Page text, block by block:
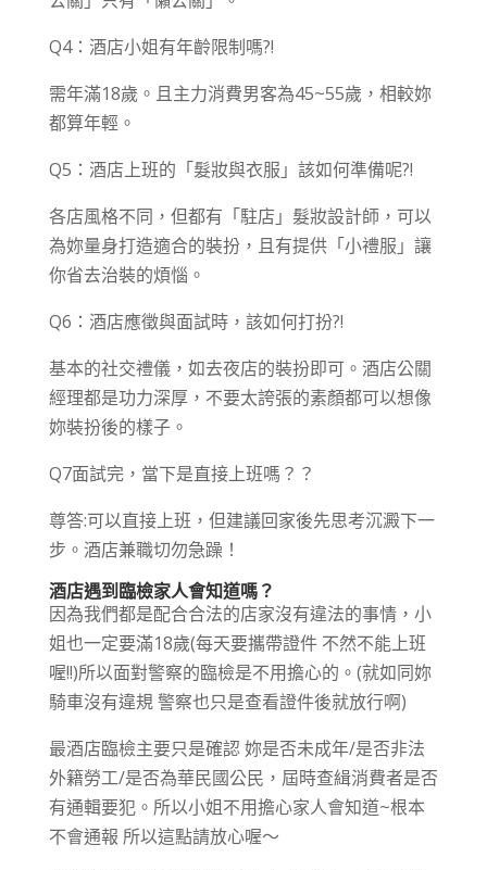
Q4：酒店小姐有年齡限制嗎?!
需年滿18歲。且主力消費男客為45~55歲，相較妳
都算年輕。
Q5：酒店上班的「髮妝與衣服」該如何準備呢?!
各店風格不同，但都有「駐店」髮妝設計師，可以
為妳量身打造適合的裝扮，且有提供「小禮服」讓
你省去治裝的煩惱。
Q6：酒店應徵與面試時，該如何打扮?!
基本的社交禮儀，如去夜店的裝扮即可。酒店公關
經理都是功力深厚，不要太誇張的素顏都可以想像
妳裝扮後的樣子。
Q7面試完，當下是直接上班嗎？？
尊答:可以直接上班，但建議回家後先思考沉澱下一
步。酒店兼職切勿急躁！
酒店遇到臨檢家人會知道嗎？
因為我們都是配合合法的店家沒有違法的事情，小
姐也一定要滿18歲(每天要攜帶證件 不然不能上班
喔!!)所以面對警察的臨檢是不用擔心的。(就如同妳
騎車沒有違規 警察也只是查看證件後就放行啊)
最酒店臨檢主要只是確認 妳是否未成年/是否非法
外籍勞工/是否為華民國公民，屆時查緝消費者是否
有通輯要犯。所以小姐不用擔心家人會知道~根本
不會通報 所以這點請放心喔～